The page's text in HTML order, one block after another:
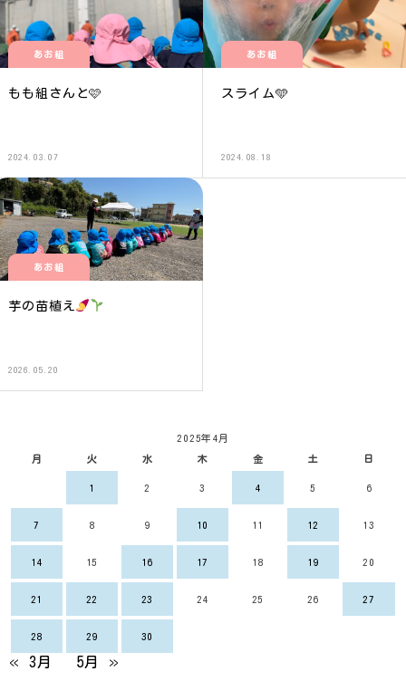
あお組
もも組さんと🩷
2024.03.07
あお組
スライム️🩵
2024.08.18
あお組
芋の苗植え
2026.05.20
2025年4月
月 火 水 木 金 土 日
1 2 3 4 5 6
7 8 9 10 11 12 13
14 15 16 17 18 19 20
21 22 23 24 25 26 27
28 29 30
« 3月 5月 »